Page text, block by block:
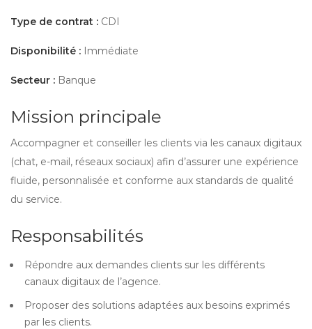
Type de contrat : CDI
Disponibilité : Immédiate
Secteur : Banque
Mission principale
Accompagner et conseiller les clients via les canaux digitaux
(chat, e-mail, réseaux sociaux) afin d’assurer une expérience
fluide, personnalisée et conforme aux standards de qualité
du service.
Responsabilités
Répondre aux demandes clients sur les différents
canaux digitaux de l’agence.
Proposer des solutions adaptées aux besoins exprimés
par les clients.